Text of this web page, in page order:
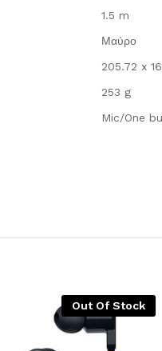
1.5 m
Μαύρο
205.72 x
253 g
Mic/One
Out Of Stock